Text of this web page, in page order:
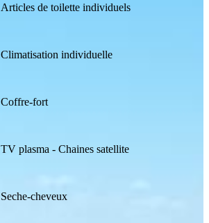
Articles de toilette individuels
Climatisation individuelle
Coffre-fort
TV plasma - Chaines satellite
Seche-cheveux